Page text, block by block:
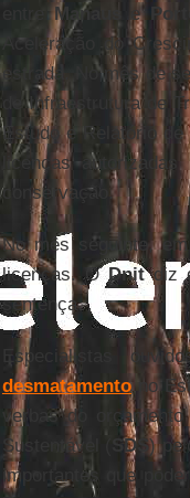
entreManaus e
Aceleração do
estrada. No mês de
de Infraestrutura de
Estudo e Relatório
licenças
conservação.
No mês seguinte,
licenças. ODnitdiz
sentença.
Especialistas
desmatamentono
verbas do
Sustentável (
SDS)
importantes que